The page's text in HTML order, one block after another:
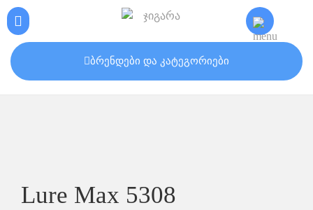
ბრენდები და კატეგორიები
Lure Max 5308